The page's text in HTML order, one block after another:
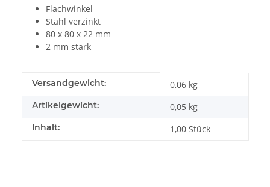
Flachwinkel
Stahl verzinkt
80 x 80 x 22 mm
2 mm stark
Produkteigenschaft
Wert
Versandgewicht: 0,06 kg
Artikelgewicht: 0,05 kg
Inhalt: 1,00 Stück